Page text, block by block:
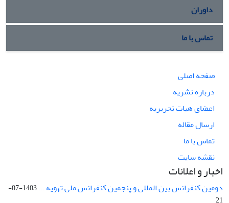
داوران
تماس با ما
صفحه اصلی
درباره نشریه
اعضای هیات تحریریه
ارسال مقاله
تماس با ما
نقشه سایت
اخبار و اعلانات
دومین کنفرانس بین المللی و پنجمین کنفرانس ملی تهویه ...
1403-07-
21